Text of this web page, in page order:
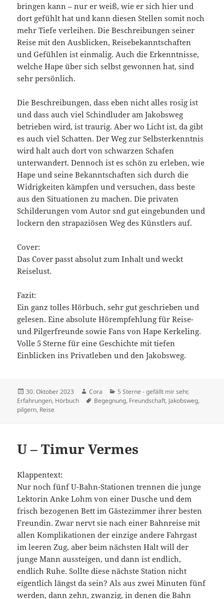
bringen kann – nur er weiß, wie er sich hier und
dort gefühlt hat und kann diesen Stellen somit noch
mehr Tiefe verleihen. Die Beschreibungen seiner
Reise mit den Ausblicken, Reisebekanntschaften
und Gefühlen ist einmalig. Auch die Erkenntnisse,
welche Hape über sich selbst gewonnen hat, sind
sehr persönlich.
Die Beschreibungen, dass eben nicht alles rosig ist
und dass auch viel Schindluder am Jakobsweg
betrieben wird, ist traurig. Aber wo Licht ist, da gibt
es auch viel Schatten. Der Weg zur Selbsterkenntnis
wird halt auch dort von schwarzen Schafen
unterwandert. Dennoch ist es schön zu erleben, wie
Hape und seine Bekanntschaften sich durch die
Widrigkeiten kämpfen und versuchen, dass beste
aus den Situationen zu machen. Die privaten
Schilderungen vom Autor snd gut eingebunden und
lockern den strapaziösen Weg des Künstlers auf.
Cover:
Das Cover passt absolut zum Inhalt und weckt
Reiselust.
Fazit:
Ein ganz tolles Hörbuch, sehr gut geschrieben und
gelesen. Eine absolute Hörempfehlung für Reise-
und Pilgerfreunde sowie Fans von Hape Kerkeling.
Volle 5 Sterne für eine Geschichte mit tiefen
Einblicken ins Privatleben und den Jakobsweg.
Veröffentlicht
am
30. Oktober 2023 Autor
Cora Kategorien
5 Sterne - gefällt mir sehr,
Erfahrungen, Hörbuch Schlagwörter
Begegnung, Freundschaft, Jakobsweg,
pilgern, Reise
U – Timur Vermes
Klappentext:
Nur noch fünf U-Bahn-Stationen trennen die junge
Lektorin Anke Lohm von einer Dusche und dem
frisch bezogenen Bett im Gästezimmer ihrer besten
Freundin. Zwar nervt sie nach einer Bahnreise mit
allen Komplikationen der einzige andere Fahrgast
im leeren Zug, aber beim nächsten Halt will der
junge Mann aussteigen, und dann ist endlich,
endlich Ruhe. Sollte diese nächste Station nicht
eigentlich längst da sein? Als aus zwei Minuten fünf
werden, dann zehn, zwanzig, in denen die Bahn